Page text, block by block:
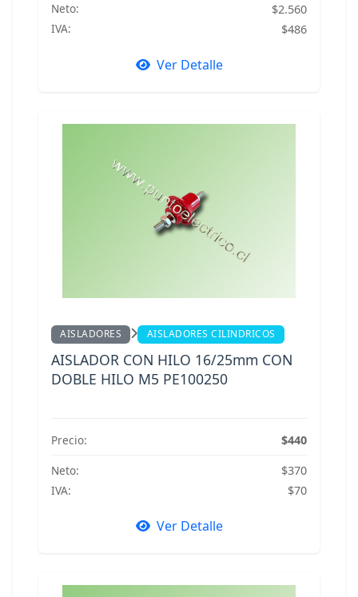
Neto:
$2.560
IVA:
$486
Ver Detalle
AISLADORES AISLADORES CILINDRICOS
AISLADOR CON HILO 16/25mm CON
DOBLE HILO M5 PE100250
Precio:
$440
Neto:
$370
IVA:
$70
Ver Detalle